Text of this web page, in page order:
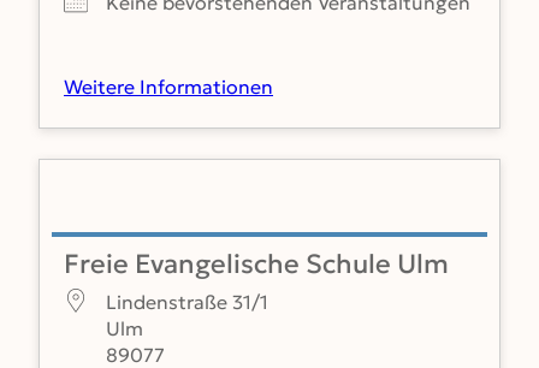
Weitere Informationen
Freie Evangelische Schule Ulm
Lindenstraße 31/1
Ulm
89077